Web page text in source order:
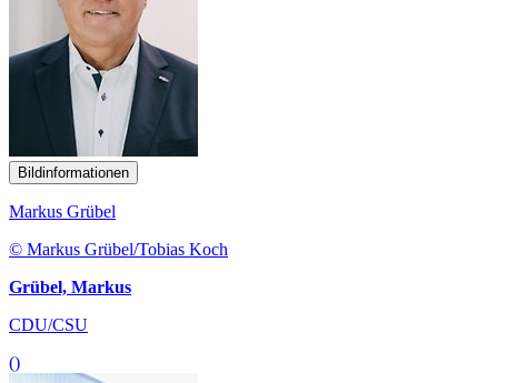
Bildinformationen
Markus Grübel
© Markus Grübel/Tobias Koch
Grübel, Markus
CDU/CSU
()